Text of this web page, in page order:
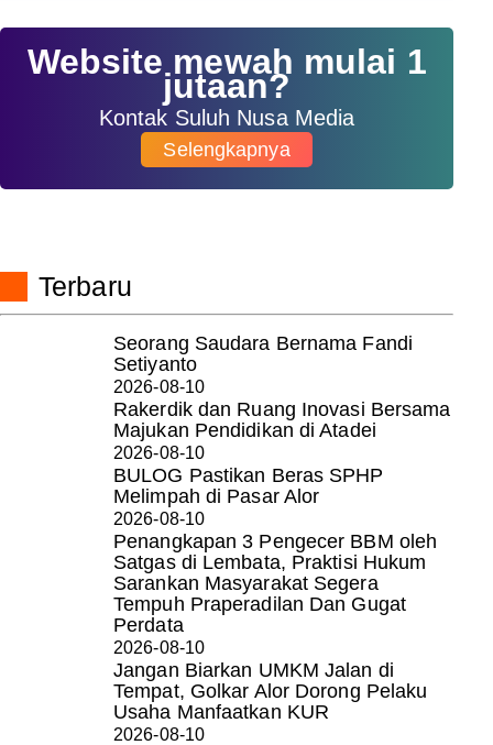
Website mewah mulai 1
jutaan?
Kontak Suluh Nusa Media
Selengkapnya
Terbaru
Seorang Saudara Bernama Fandi
Setiyanto
2026-08-10
Rakerdik dan Ruang Inovasi Bersama
Majukan Pendidikan di Atadei
2026-08-10
BULOG Pastikan Beras SPHP
Melimpah di Pasar Alor
2026-08-10
Penangkapan 3 Pengecer BBM oleh
Satgas di Lembata, Praktisi Hukum
Sarankan Masyarakat Segera
Tempuh Praperadilan Dan Gugat
Perdata
2026-08-10
Jangan Biarkan UMKM Jalan di
Tempat, Golkar Alor Dorong Pelaku
Usaha Manfaatkan KUR
2026-08-10